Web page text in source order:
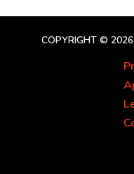
COPYRIGHT © 2026